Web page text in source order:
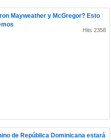
Mayweather y McGregor? Esto
Hits 2358
de República Dominicana estará